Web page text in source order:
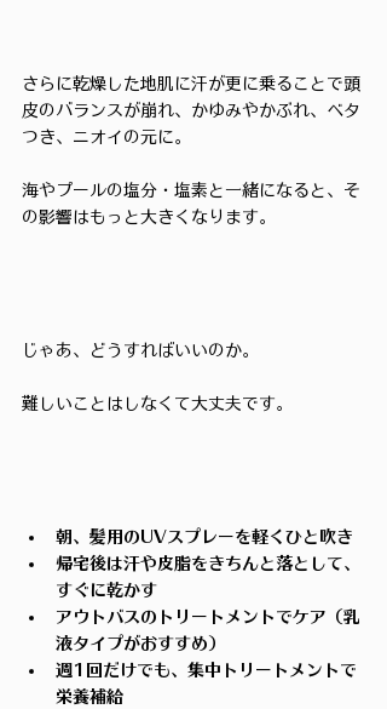
さらに乾燥した地肌に汗が更に乗ることで頭
皮のバランスが崩れ、かゆみやかぶれ、ベタ
つき、ニオイの元に。
海やプールの塩分・塩素と一緒になると、そ
の影響はもっと大きくなります。
じゃあ、どうすればいいのか。
難しいことはしなくて大丈夫です。
朝、髪用のUVスプレーを軽くひと吹き
帰宅後は汗や皮脂をきちんと落として、
すぐに乾かす
アウトバスのトリートメントでケア（乳
液タイプがおすすめ）
週1回だけでも、集中トリートメントで
栄養補給